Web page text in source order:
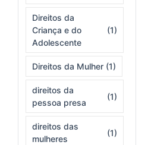
Direitos da
Criança e do
Adolescente
(1)
Direitos da Mulher (1)
direitos da
pessoa presa
(1)
direitos das
mulheres
(1)